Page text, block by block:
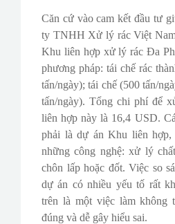
Căn cứ vào cam kết đầu tư
ty TNHH Xử lý rác Việt
Khu liên hợp xử lý rác Đa
phương pháp: tái chế rác
tấn/ngày); tái chế (500 tấn/
tấn/ngày). Tổng chi phí để
liên hợp này là 16,4 USD.
phải là dự án Khu liên
những công nghệ: xử lý
chôn lấp hoặc đốt. Việc so
dự án có nhiều yếu tố rất
trên là một việc làm không
đúng và dễ gây hiểu sai.